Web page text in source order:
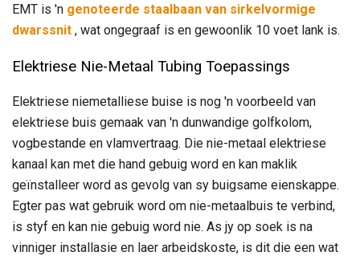
EMT is 'n genoteerde staalbaan van sirkelvormige
dwarssnit , wat ongegraaf is en gewoonlik 10 voet lank is.
Elektriese Nie-Metaal Tubing Toepassings
Elektriese niemetalliese buise is nog 'n voorbeeld van
elektriese buis gemaak van 'n dunwandige golfkolom,
vogbestande en vlamvertraag. Die nie-metaal elektriese
kanaal kan met die hand gebuig word en kan maklik
geïnstalleer word as gevolg van sy buigsame eienskappe.
Egter pas wat gebruik word om nie-metaalbuis te verbind,
is styf en kan nie gebuig word nie. As jy op soek is na
vinniger installasie en laer arbeidskoste, is dit die een wat